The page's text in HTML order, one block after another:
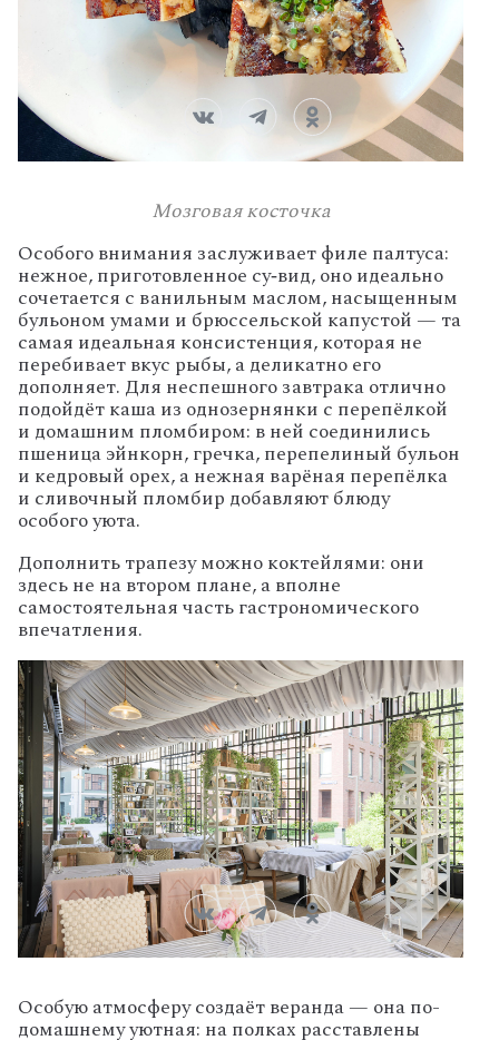
Мозговая косточка
Особоговнимания заслуживаетфиле палтуса:
нежное,приготовленное су‑вид,оноидеально
сочетается с ванильным маслом,насыщенным
бульономумами и брюссельской капустой — та
самая идеальная консистенция,которая не
перебиваетвкус рыбы,аделикатноего
дополняет. Для неспешногозавтракаотлично
подойдёткашаиз однозернянки с перепёлкой
и домашним пломбиром: вней соединились
пшеницаэйнкорн,гречка,перепелиный бульон
и кедровый орех,анежная варёная перепёлка
и сливочный пломбир добавляютблюду
особогоуюта.
Дополнить трапезу можно коктейлями: они
здесь не на втором плане, а вполне
самостоятельная часть гастрономического
впечатления.
Особую атмосферу создаёт веранда — она по-
домашнему уютная: на полках расставлены